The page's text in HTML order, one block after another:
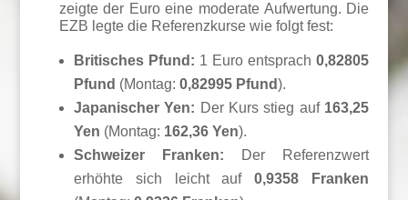
zeigte der Euro eine moderate Aufwertung. Die
EZB legte die Referenzkurse wie folgt fest:
Britisches Pfund: 1 Euro entsprach0,82805
Pfund (Montag: 0,82995 Pfund).
Japanischer Yen: Der Kurs stieg auf 163,25
Yen (Montag: 162,36 Yen).
Schweizer Franken: Der Referenzwert
erhöhte sich leicht auf0,9358 Franken